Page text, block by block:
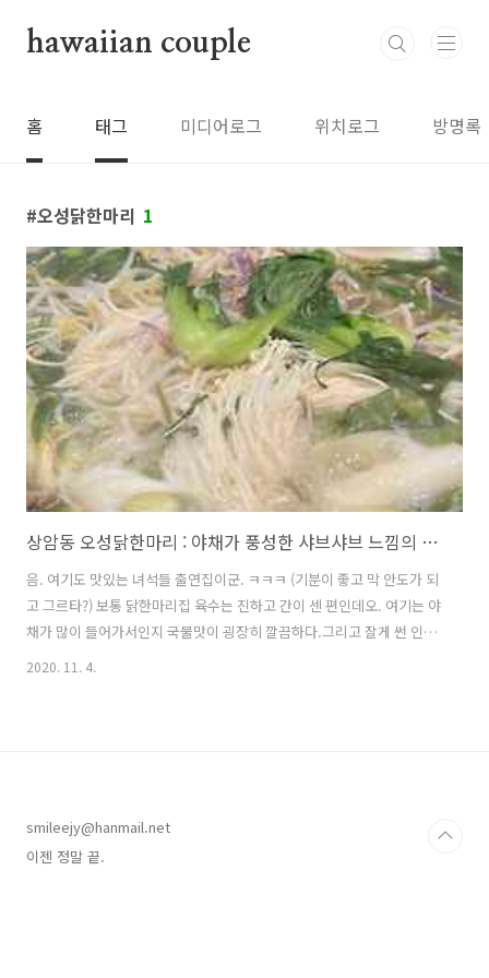
hawaiian couple
홈 태그 미디어로그 위치로그 방명록
오성닭한마리 1
상암동 오성닭한마리 : 야채가 풍성한 샤브샤브 느낌의 닭한마리
음. 여기도 맛있는 녀석들 출연집이군. ㅋㅋㅋ (기분이 좋고 막 안도가 되
고 그르타?) 보통 닭한마리집 육수는 진하고 간이 센 편인데오. 여기는 야
채가 많이 들어가서인지 국물맛이 굉장히 깔끔하다.그리고 잘게 썬 인삼
이 들어가서 건강한 맛이 난다. (한방맛은 아님!)술은 안마셨지만 절로 해
2020. 11. 4.
smileejy@hanmail.net
이젠 정말 끝.